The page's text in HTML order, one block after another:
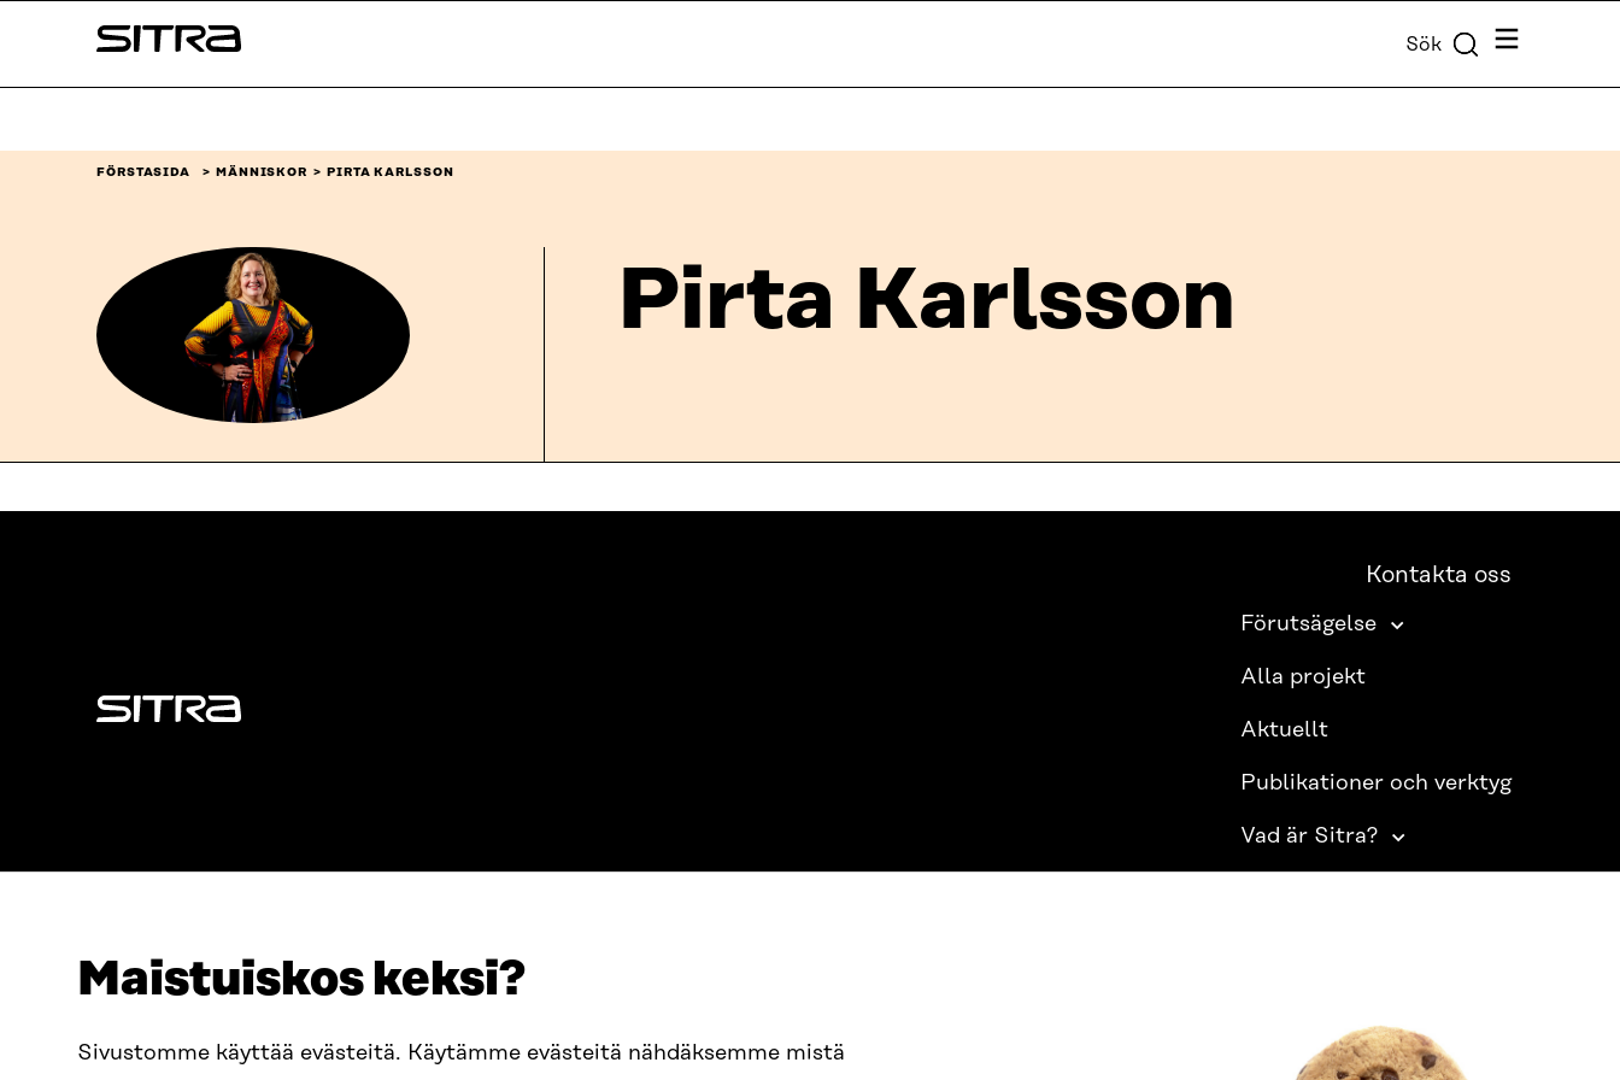
Maistuiskos keksi?
Sivustomme käyttää evästeitä. Käytämme evästeitä nähdäksemme mistä
↓
Sitra Sök Meny
FÖRSTASIDA MÄNNISKOR PIRTA KARLSSON
Pirta Karlsson
Sitra
Kontakta oss
Förutsägelse
Alla projekt
Aktuellt
Publikationer och verktyg
Vad är Sitra?
Östersjögatan 11–13, PB 160,
00181 Helsingfors
+358 294 618 991